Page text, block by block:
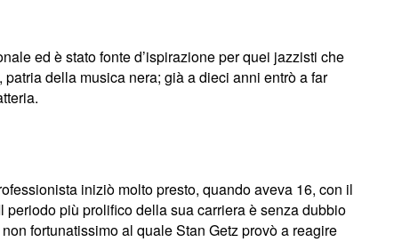
ed è stato fonte d’ispirazione per quei jazzisti che
della musica nera; già a dieci anni entrò a far
iniziò molto presto, quando aveva 16, con il
periodo più prolifico della sua carriera è senza dubbio
fortunatissimo al quale Stan Getz provò a reagire